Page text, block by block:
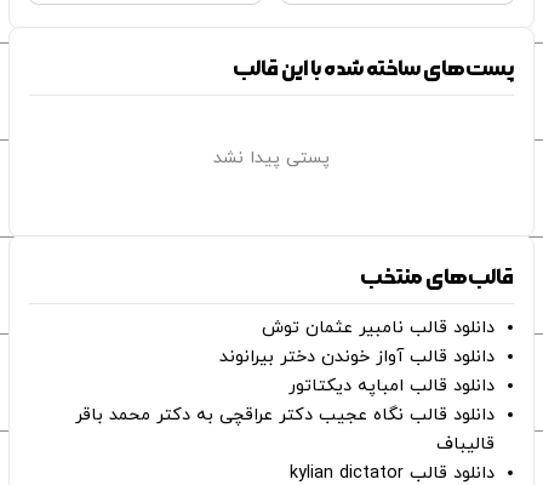
پست‌های ساخته شده با این قالب
پستی پیدا نشد
قالب‌های منتخب
دانلود قالب نامبیر عثمان ‌توش
دانلود قالب آواز خوندن دختر بیرانوند
دانلود قالب امباپه دیکتاتور
دانلود قالب نگاه عجیب دکتر عراقچی به دکتر محمد باقر
قالیباف
دانلود قالب kylian dictator